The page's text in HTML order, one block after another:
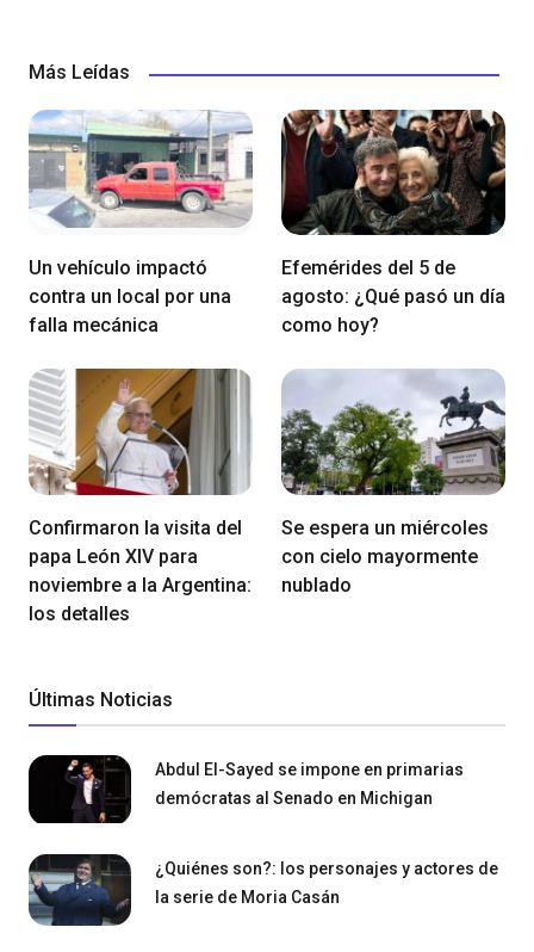
Más Leídas
Un vehículo impactó
contra un local por una
falla mecánica
Efemérides del 5 de
agosto: ¿Qué pasó un día
como hoy?
Confirmaron la visita del
papa León XIV para
noviembre a la Argentina:
los detalles
Se espera un miércoles
con cielo mayormente
nublado
Últimas Noticias
Abdul El-Sayed se impone en primarias
demócratas al Senado en Michigan
¿Quiénes son?: los personajes y actores de
la serie de Moria Casán